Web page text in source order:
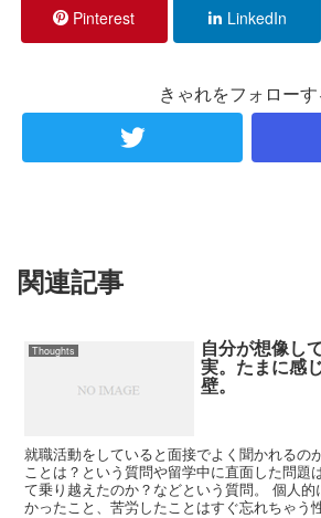
Pinterest LinkedIn
きゃれをフォローす
関連記事
Thoughts 自分が想像し
実。たまに感
壁。
就職活動をしていると面接でよく聞かれるの
ことは？という質問や留学中に直面した問題
て乗り越えたのか？などという質問。 個人
かったこと、苦労したことはすぐ忘れちゃう